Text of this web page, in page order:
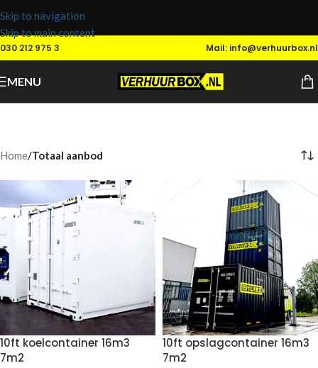
Skip to navigation
Skip to main content
030 212 975 3 Mail: info@verhuurbox.nl
MENU
Home/Totaal aanbod
10ft koelcontainer 16m3
7m2
10ft opslagcontainer 16m3
7m2